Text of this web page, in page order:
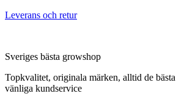
Leverans och retur
Sveriges bästa growshop
Topkvalitet, originala märken, alltid de
vänliga kundservice